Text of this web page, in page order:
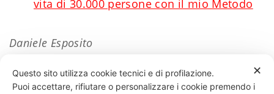
vita di 30.000 persone con il mio Metodo
Daniele Esposito
94 LIKES
✕
Questo sito utilizza cookie tecnici e di profilazione.
Puoi accettare, rifiutare o personalizzare i cookie premendo i